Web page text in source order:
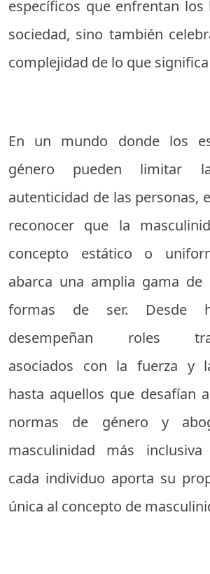
específicos que enfrentan
sociedad, sino también
complejidad de lo que
En un mundo donde los
género pueden limitar
autenticidad de las personas,
reconocer que la
concepto estático o
abarca una amplia gama de
formas de ser. Desde
desempeñan roles
asociados con la fuerza y
hasta aquellos que desafían
normas de género y
masculinidad más
cada individuo aporta su
única al concepto de